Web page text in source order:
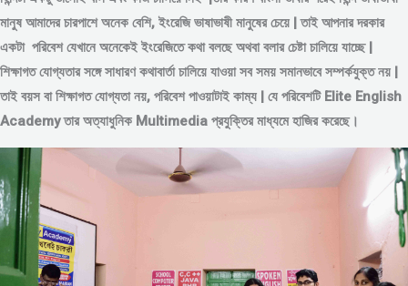
মানুষ আমাদের চারপাশে অনেক বেশি, ইংরেজি ভাষাভাষী মানুষের চেয়ে | তাই আপনার দরকার
একটা পরিবেশ যেখানে অনেকেই ইংরেজিতে কথা বলছে অথবা বলার চেষ্টা চালিয়ে যাচ্ছে |
শিক্ষাগত যোগ্যতার সঙ্গে সাধারণ কথাবার্তা চালিয়ে যাওয়া সব সময় সমানভাবে সম্পর্কযুক্ত নয় |
তাই বয়স বা শিক্ষাগত যোগ্যতা নয়, পরিবেশ পাওয়াটাই কাম্য | যে পরিবেশটি Elite English
Academy তার অত্যাধুনিক Multimedia প্রযুক্তির মাধ্যমে হাজির করেছে।